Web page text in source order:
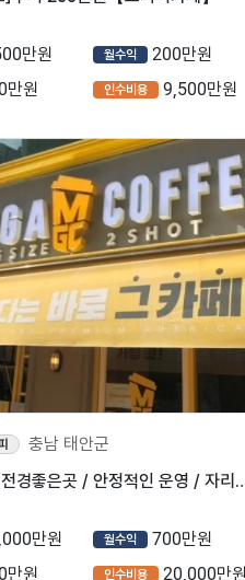
만원 월수익 200만원
만원 인수비용 9,500만원
충남 태안군
⭐충남 태안 전경좋은곳 / 안정적인 운
만원 월수익 700만원
만원 인수비용 20,000만